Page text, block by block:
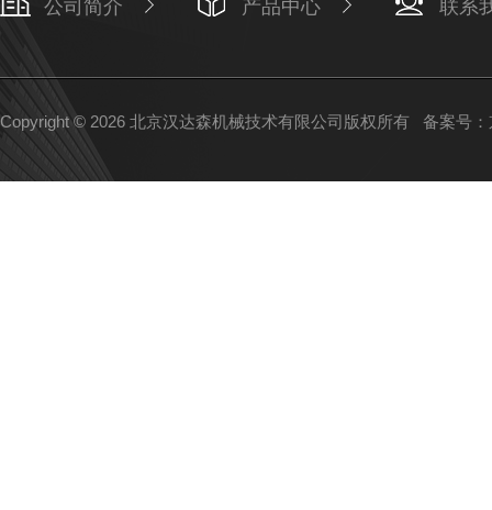
公司简介 产品中心 联系
Copyright © 2026 北京汉达森机械技术有限公司版权所有 备案号：